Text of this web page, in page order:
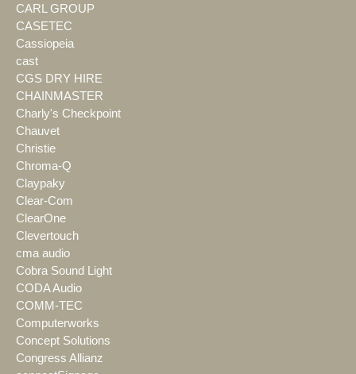
CARL GROUP
CASETEC
Cassiopeia
cast
CGS DRY HIRE
CHAINMASTER
Charly's Checkpoint
Chauvet
Christie
Chroma-Q
Claypaky
Clear-Com
ClearOne
Clevertouch
cma audio
Cobra Sound Light
CODA Audio
COMM-TEC
Computerworks
Concept Solutions
Congress Allianz